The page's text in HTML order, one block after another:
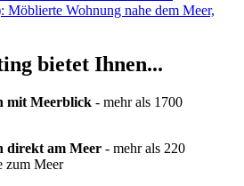
Wohnung nahe dem Meer,
bietet Ihnen...
mit Meerblick - mehr als 1700
direkt am Meer - mehr als 220
zum Meer